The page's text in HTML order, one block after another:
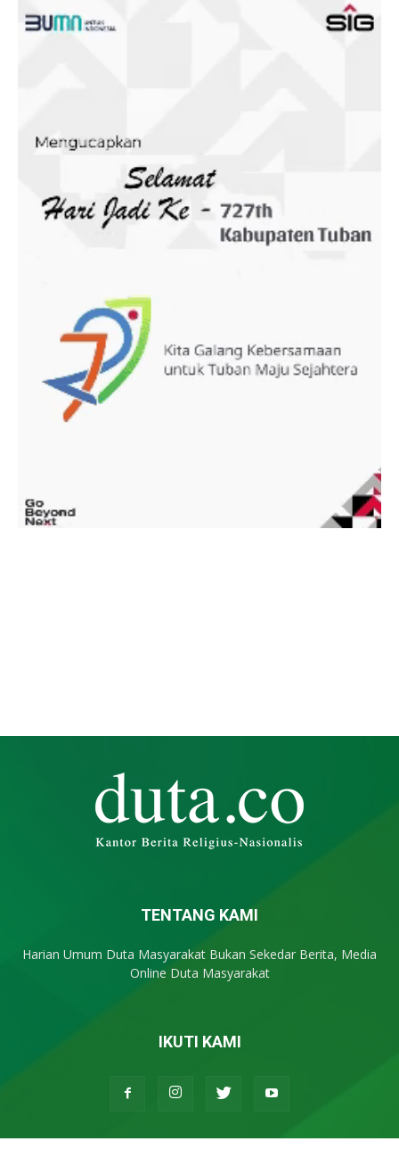
TENTANG KAMI
Harian Umum Duta Masyarakat Bukan Sekedar Berita, Media
Online Duta Masyarakat
IKUTI KAMI